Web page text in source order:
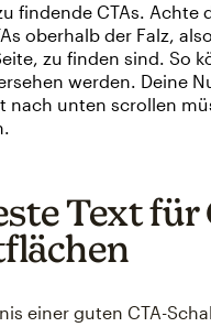
findende CTAs. Achte
oberhalb der Falz,
zu finden sind. So
werden. Deine
nach unten scrollen
Text für
einer guten CTA-